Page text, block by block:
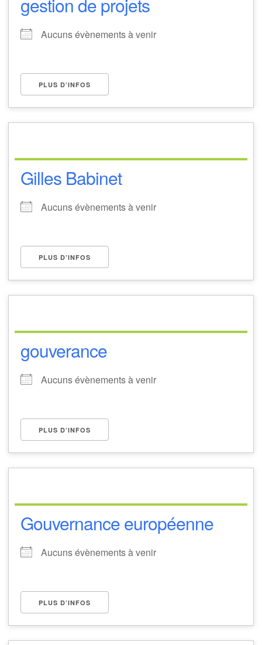
Aucuns évènements à venir
PLUS D’INFOS
Gilles Babinet
Aucuns évènements à venir
PLUS D’INFOS
gouverance
Aucuns évènements à venir
PLUS D’INFOS
Gouvernance européenne
Aucuns évènements à venir
PLUS D’INFOS